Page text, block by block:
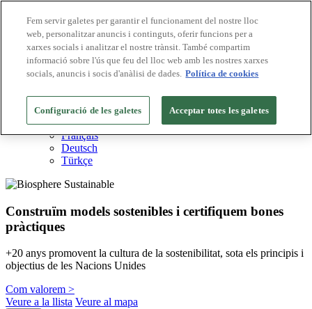
Destinacions Biosphere
Empreses Biosphere
Com valorem
Sobre nosaltres
English
Español
Português
Français
Deutsch
Türkçe
Construïm models sostenibles i certifiquem bones
pràctiques
+20 anys promovent la cultura de la sostenibilitat, sota els principis i
objectius de les Nacions Unides
Com valorem >
Veure a la llista Veure al mapa
Fem servir galetes per garantir el funcionament del nostre lloc
web, personalitzar anuncis i continguts, oferir funcions per a
xarxes socials i analitzar el nostre trànsit. També compartim
informació sobre l'ús que feu del lloc web amb les nostres xarxes
socials, anuncis i socis d'anàlisi de dades. Política de cookies
Configuració de les galetes Acceptar totes les galetes